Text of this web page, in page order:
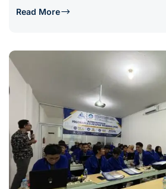
Read More